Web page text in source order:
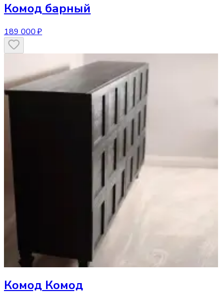
Комод барный
189 000 ₽
Комод Комод